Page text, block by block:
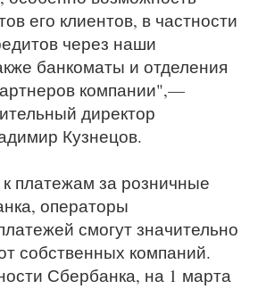
его клиентов, в частности
через наши
банкоматы и отделения
компании",—
директор
Кузнецов.
платежам за розничные
операторы
смогут значительно
собственных компаний.
Сбербанка, на 1 марта